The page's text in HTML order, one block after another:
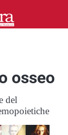
osseo
del